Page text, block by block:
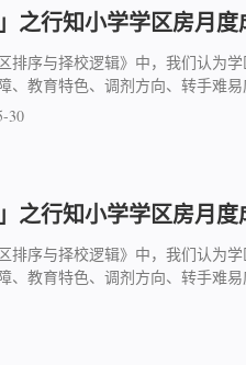
之行知小学学区房月
排序与择校逻辑》中，我们认为
、教育特色、调剂方向、转手难
30
之行知小学学区房月
排序与择校逻辑》中，我们认为
、教育特色、调剂方向、转手难